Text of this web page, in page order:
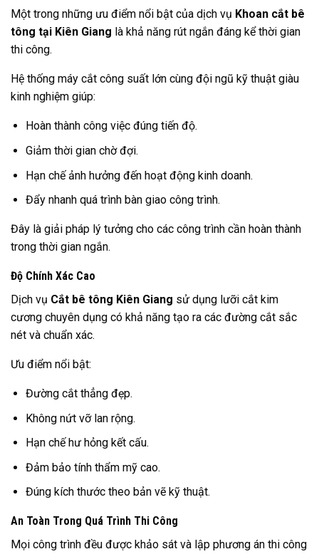
Một trong những ưu điểm nổi bật của dịch vụ Khoan cắt bê
tông tại Kiên Giang là khả năng rút ngắn đáng kể thời gian
thi công.
Hệ thống máy cắt công suất lớn cùng đội ngũ kỹ thuật giàu
kinh nghiệm giúp:
Hoàn thành công việc đúng tiến độ.
Giảm thời gian chờ đợi.
Hạn chế ảnh hưởng đến hoạt động kinh doanh.
Đẩy nhanh quá trình bàn giao công trình.
Đây là giải pháp lý tưởng cho các công trình cần hoàn thành
trong thời gian ngắn.
Độ Chính Xác Cao
Dịch vụ Cắt bê tông Kiên Giang sử dụng lưỡi cắt kim
cương chuyên dụng có khả năng tạo ra các đường cắt sắc
nét và chuẩn xác.
Ưu điểm nổi bật:
Đường cắt thẳng đẹp.
Không nứt vỡ lan rộng.
Hạn chế hư hỏng kết cấu.
Đảm bảo tính thẩm mỹ cao.
Đúng kích thước theo bản vẽ kỹ thuật.
An Toàn Trong Quá Trình Thi Công
Mọi công trình đều được khảo sát và lập phương án thi công